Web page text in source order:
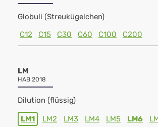
Globuli (Streukügelchen)
C12
C15 C30 C60 C100 C200
LM
HAB 2018
Dilution (flüssig)
LM1 LM2 LM3 LM4 LM5 LM6